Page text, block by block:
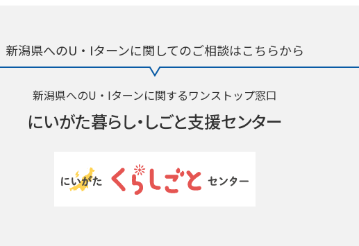
新潟県へのU・Iターンに関してのご相談はこちらから
新潟県へのU・Iターンに関するワンストップ窓口
にいがた暮らし・しごと支援センター